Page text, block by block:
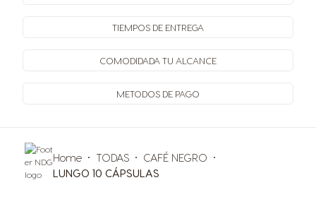
TIEMPOS DE ENTREGA
COMODIDADA TU ALCANCE
METODOS DE PAGO
Home TODAS
CAFÉ NEGRO
LUNGO 10 CÁPSULAS